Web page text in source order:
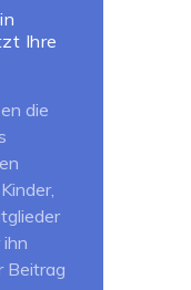
Ihre
die
Beitrag